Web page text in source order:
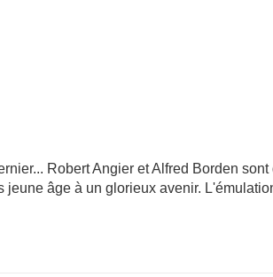
Robert Angier et Alfred Borden
jeune âge à un glorieux avenir.